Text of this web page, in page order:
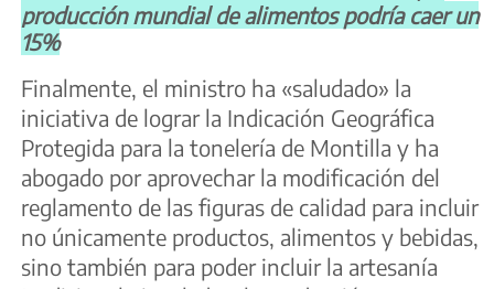
producción mundial de alimentos podría caer un
15%
Finalmente, el ministro ha «saludado» la
iniciativa de lograr la Indicación Geográfica
Protegida para la tonelería de Montilla y ha
abogado por aprovechar la modificación del
reglamento de las figuras de calidad para incluir
no únicamente productos, alimentos y bebidas,
sino también para poder incluir la artesanía